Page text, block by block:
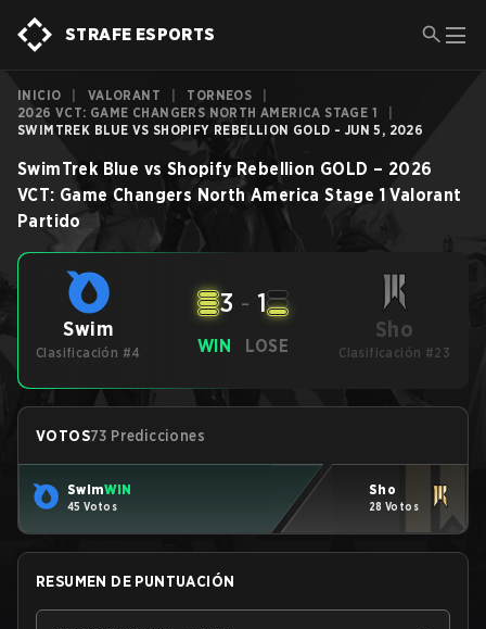
STRAFE ESPORTS
INICIO VALORANT TORNEOS
2026 VCT: GAME CHANGERS NORTH AMERICA STAGE 1
SWIMTREK BLUE VS SHOPIFY REBELLION GOLD - JUN 5, 2026
SwimTrek Blue vs Shopify Rebellion GOLD – 2026
VCT: Game Changers North America Stage 1 Valorant
Partido
Swim
Clasificación #4 WIN
3 - 1
LOSE
Sho
Clasificación #23
VOTOS73 Predicciones
SwimWIN
45 Votos
Sho
28 Votos
RESUMEN DE PUNTUACIÓN